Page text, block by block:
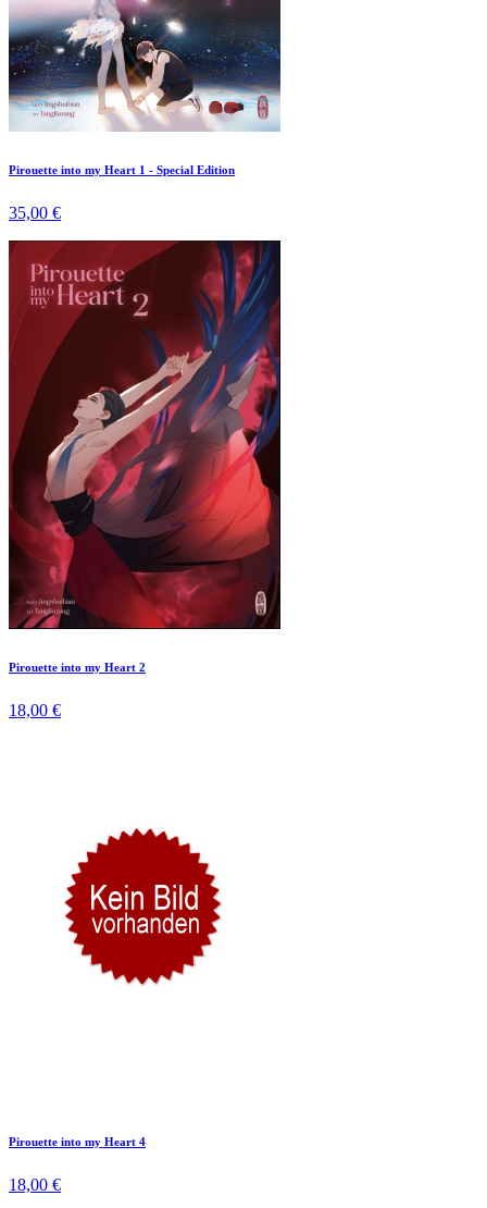
Pirouette into my Heart 1 - Special Edition
35,00 €
Pirouette into my Heart 2
18,00 €
Pirouette into my Heart 4
18,00 €